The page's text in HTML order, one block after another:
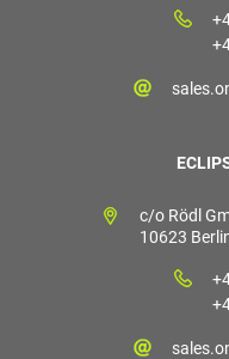
c/o Rödl
10623